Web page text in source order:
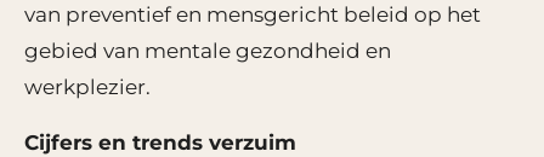
van preventief en mensgericht beleid op het
gebied van mentale gezondheid en
werkplezier.
Cijfers en trends verzuim